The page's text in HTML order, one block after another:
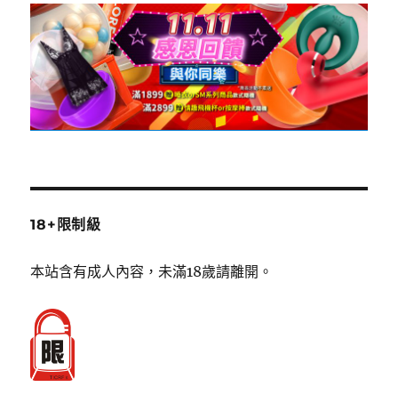
18+限制級
本站含有成人內容，未滿18歲請離開。